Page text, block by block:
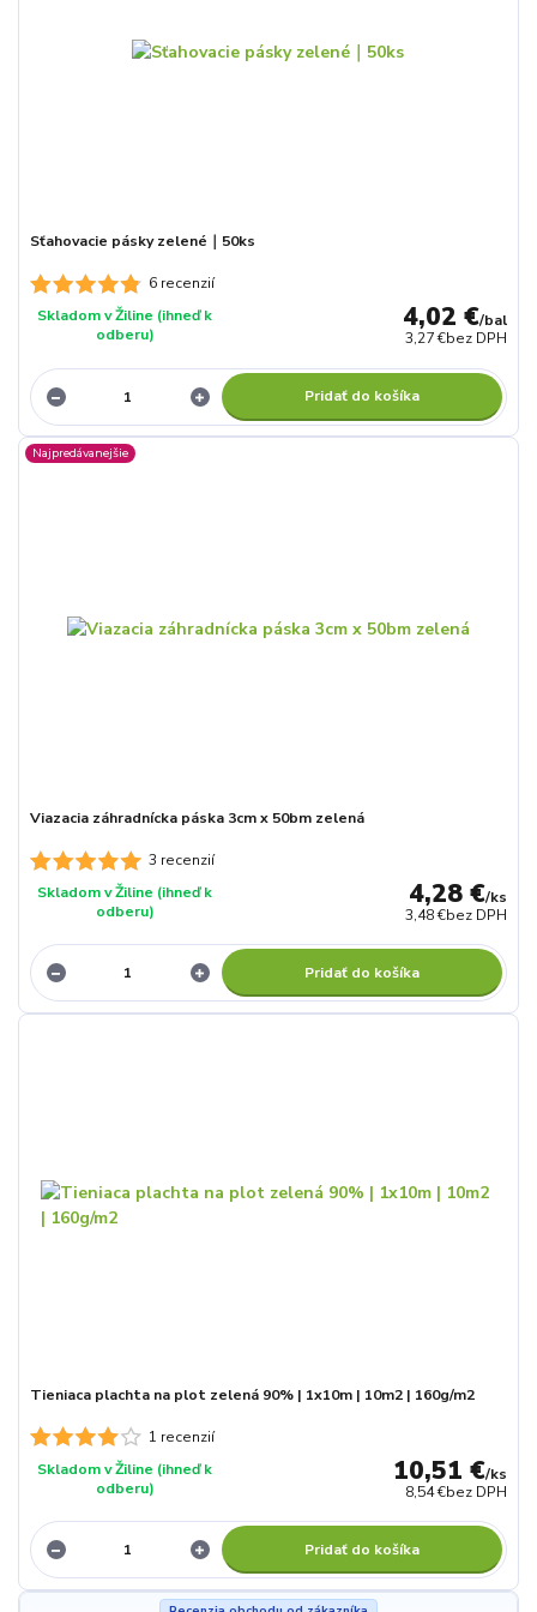
6 recenzií
Sťahovacie pásky zelené｜50ks
4,02 €/bal
3,27 €bez DPH
Skladom v Žiline (ihneď k
odberu)
Pridať do košíka
Najpredávanejšie
3 recenzií
Viazacia záhradnícka páska 3cm x 50bm zelená
4,28 €/ks
3,48 €bez DPH
Skladom v Žiline (ihneď k
odberu)
Pridať do košíka
1 recenzií
Tieniaca plachta na plot zelená 90% | 1x10m | 10m2 | 160g/m2
10,51 €/ks
8,54 €bez DPH
Skladom v Žiline (ihneď k
odberu)
Pridať do košíka